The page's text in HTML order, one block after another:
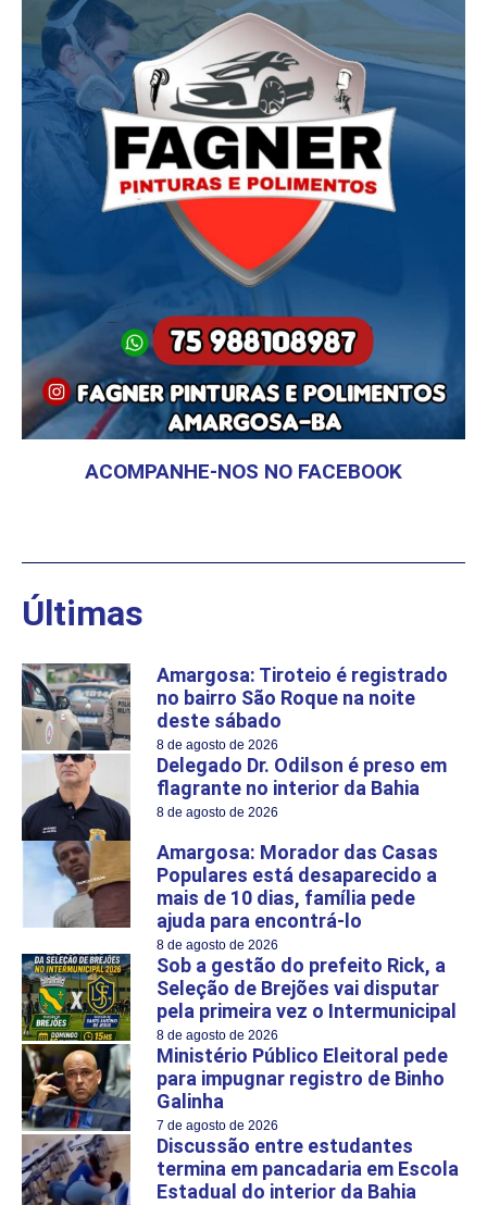
ACOMPANHE-NOS NO FACEBOOK
Últimas
Amargosa: Tiroteio é registrado
no bairro São Roque na noite
deste sábado
8 de agosto de 2026
Delegado Dr. Odilson é preso em
flagrante no interior da Bahia
8 de agosto de 2026
Amargosa: Morador das Casas
Populares está desaparecido a
mais de 10 dias, família pede
ajuda para encontrá-lo
8 de agosto de 2026
Sob a gestão do prefeito Rick, a
Seleção de Brejões vai disputar
pela primeira vez o Intermunicipal
8 de agosto de 2026
Ministério Público Eleitoral pede
para impugnar registro de Binho
Galinha
7 de agosto de 2026
Discussão entre estudantes
termina em pancadaria em Escola
Estadual do interior da Bahia